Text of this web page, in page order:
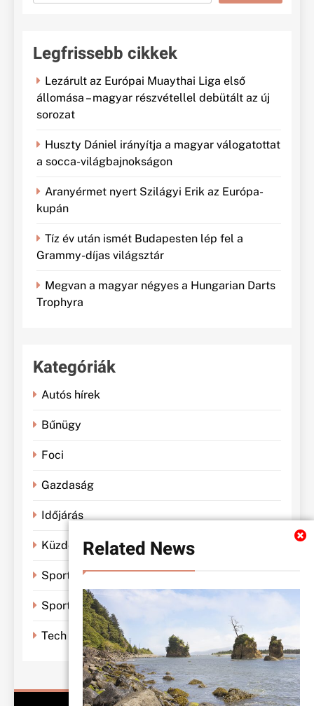
Related News
Legfrissebb cikkek
Lezárult az Európai Muaythai Liga első
állomása – magyar részvétellel debütált az új
sorozat
Huszty Dániel irányítja a magyar válogatottat
a socca-világbajnokságon
Aranyérmet nyert Szilágyi Erik az Európa-
kupán
Tíz év után ismét Budapesten lép fel a
Grammy-díjas világsztár
Megvan a magyar négyes a Hungarian Darts
Trophyra
Kategóriák
Autós hírek
Bűnügy
Foci
Gazdaság
Időjárás
Küzdősportok
Sportbánya
Sporthírek
Tech